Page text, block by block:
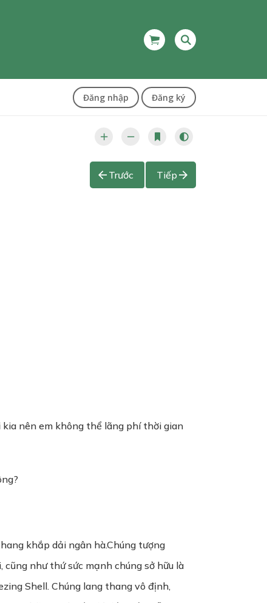
Đăng nhập Đăng ký
Trước Tiếp
kia nên em không thể lãng phí thời gian
khắp dải ngân hà.Chúng tượng
như thứ sức mạnh chúng sở hữu là
Shell. Chúng lang thang vô định,